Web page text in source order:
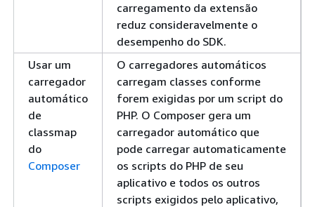
carregamento da extensão
reduz consideravelmente o
desempenho do SDK.
Usar um
carregador
automático
de
classmap
do
Composer
O carregadores automáticos
carregam classes conforme
forem exigidas por um script do
PHP. O Composer gera um
carregador automático que
pode carregar automaticamente
os scripts do PHP de seu
aplicativo e todos os outros
scripts exigidos pelo aplicativo,